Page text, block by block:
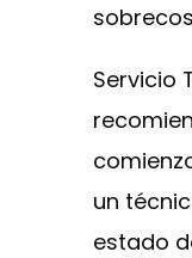
Servicio
un
estado